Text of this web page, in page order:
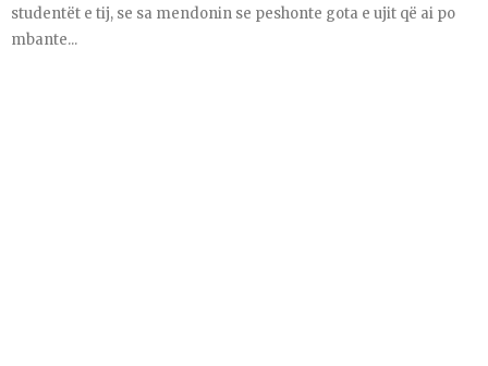
studentët e tij, se sa mendonin se peshonte gota e ujit që ai po
mbante...